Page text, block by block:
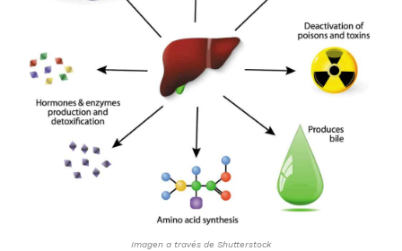
Imagen a través de Shutterstock